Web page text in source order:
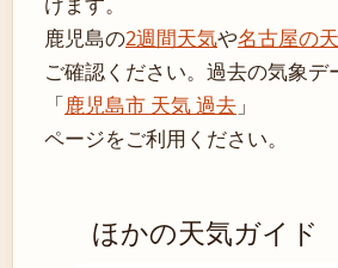
鹿児島の2週間天気や名古屋の
ご確認ください。過去の気象デ
「鹿児島市 天気 過去 」
ページをご利用ください。
ほかの天気ガイド